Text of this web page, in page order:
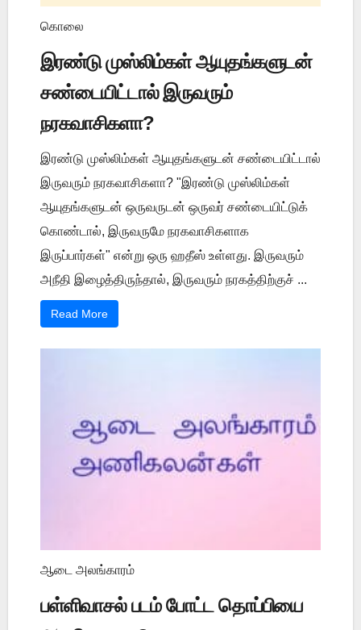
கொலை
இரண்டு முஸ்லிம்கள் ஆயுதங்களுடன்
சண்டையிட்டால் இருவரும்
நரகவாசிகளா?
இரண்டு முஸ்லிம்கள் ஆயுதங்களுடன் சண்டையிட்டால்
இருவரும் நரகவாசிகளா? "இரண்டு முஸ்லிம்கள்
ஆயுதங்களுடன் ஒருவருடன் ஒருவர் சண்டையிட்டுக்
கொண்டால், இருவருமே நரகவாசிகளாக
இருப்பார்கள்" என்று ஒரு ஹதீஸ் உள்ளது. இருவரும்
அநீதி இழைத்திருந்தால், இருவரும் நரகத்திற்குச் ...
Read More
ஆடை அலங்காரம்
பள்ளிவாசல் படம் போட்ட தொப்பியை